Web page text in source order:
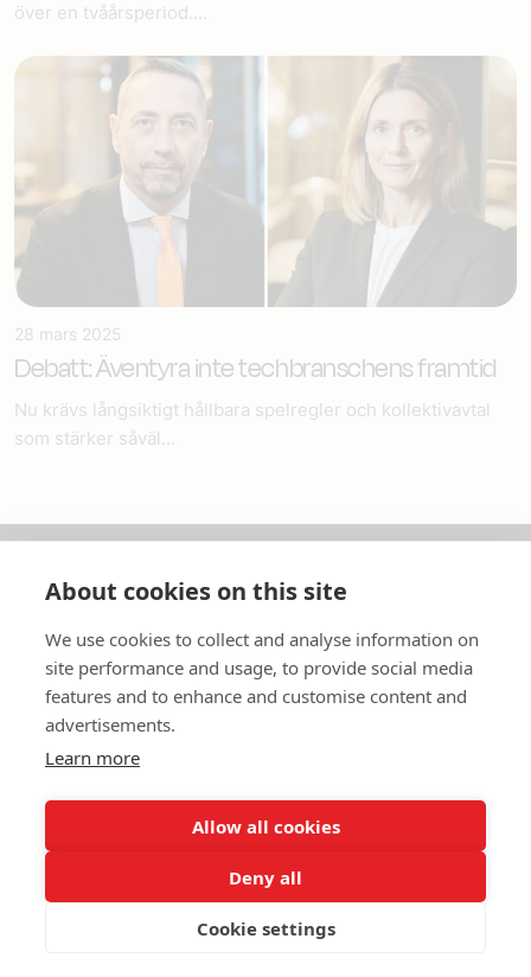
över en tvåårsperiod....
28 mars 2025
Debatt: Äventyra inte techbranschens framtid
Nu krävs långsiktigt hållbara spelregler och kollektivavtal
som stärker såväl...
In English
Standardavtal
Snabblänkar
In English
Dataskyddspolicy
About cookies on this site
We use cookies to collect and analyse information on
site performance and usage, to provide social media
features and to enhance and customise content and
advertisements.
Learn more
Allow all cookies
Deny all
Cookie settings